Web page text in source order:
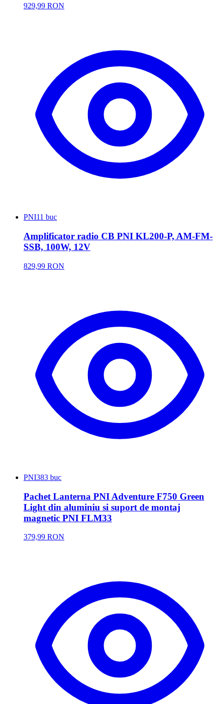
929,99 RON
PNI11 buc
Amplificator radio CB PNI KL200-P, AM-FM-
SSB, 100W, 12V
829,99 RON
PNI383 buc
Pachet Lanterna PNI Adventure F750 Green
Light din aluminiu si suport de montaj
magnetic PNI FLM33
379,99 RON